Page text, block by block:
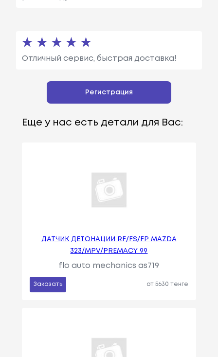
Отличный сервис, быстрая доставка!
Регистрация
Еще у нас есть детали для Вас:
ДАТЧИК ДЕТОНАЦИИ RF/FS/FP MAZDA
323/MPV/PREMACY 99
flo auto mechanics as719
Заказать от 5630 тенге